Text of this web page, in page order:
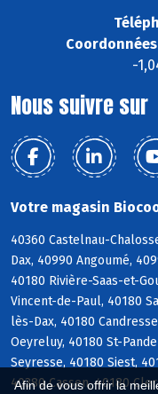
Afin de vous offrir la
Coordonnées
-
Nous suivre sur
Votre magasin
40360 Castelnau-
Dax, 40990 Angoumé,
40180 Rivière-Saas-et-
Vincent-de-Paul, 40180
lès-Dax, 40180
Oeyreluy, 40180 St-
Seyresse, 40180 Siest,
40380 Cassen, 40180